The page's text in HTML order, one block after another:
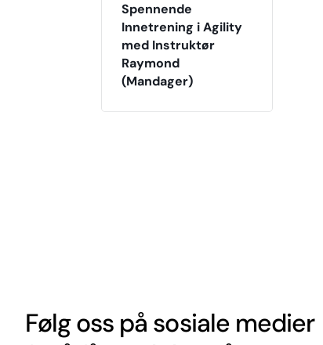
Spennende
Innetrening i Agility
med Instruktør
Raymond
(Mandager)
Følg oss på sosiale medier